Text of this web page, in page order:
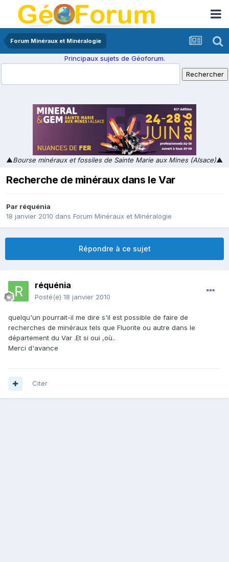
Forum Minéraux et Minéralogie
Principaux sujets de Géoforum.
▲Bourse minéraux et fossiles de Sainte Marie aux Mines (Alsace)▲
Recherche de minéraux dans le Var
Par réquénia
18 janvier 2010 dans Forum Minéraux et Minéralogie
Répondre à ce sujet
réquénia
Posté(e) 18 janvier 2010
quelqu'un pourrait-il me dire s'il est possible de faire de
recherches de minéraux tels que Fluorite ou autre dans le
département du Var .Et si oui ,où..
Merci d'avance
Citer